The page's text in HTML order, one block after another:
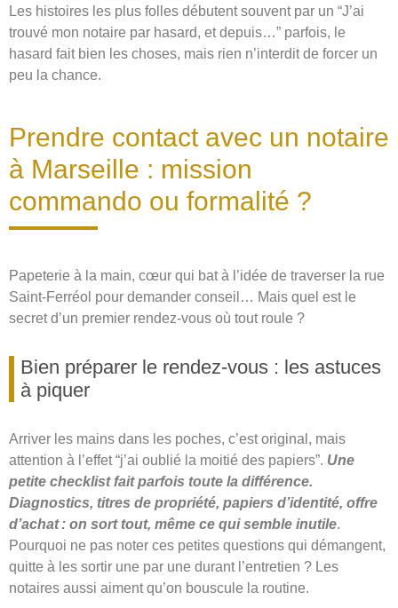
Les histoires les plus folles débutent souvent par un “J’ai
trouvé mon notaire par hasard, et depuis…” parfois, le
hasard fait bien les choses, mais rien n’interdit de forcer un
peu la chance.
Prendre contact avec un notaire
à Marseille : mission
commando ou formalité ?
Papeterie à la main, cœur qui bat à l’idée de traverser la rue
Saint-Ferréol pour demander conseil… Mais quel est le
secret d’un premier rendez-vous où tout roule ?
Bien préparer le rendez-vous : les astuces
à piquer
Arriver les mains dans les poches, c’est original, mais
attention à l’effet “j’ai oublié la moitié des papiers”. Une
petite checklist fait parfois toute la différence.
Diagnostics, titres de propriété, papiers d’identité, offre
d’achat : on sort tout, même ce qui semble inutile.
Pourquoi ne pas noter ces petites questions qui démangent,
quitte à les sortir une par une durant l’entretien ? Les
notaires aussi aiment qu’on bouscule la routine.